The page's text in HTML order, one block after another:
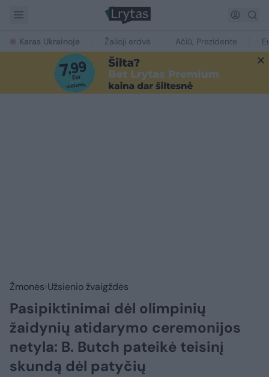
Karas Ukrainoje Žalioji erdvė Ačiū, Prezidente
Žmonės Užsienio žvaigždės
Pasipiktinimai dėl olimpinių
žaidynių atidarymo ceremonijos
netyla: B. Butch pateikė teisinį
skundą dėl patyčių